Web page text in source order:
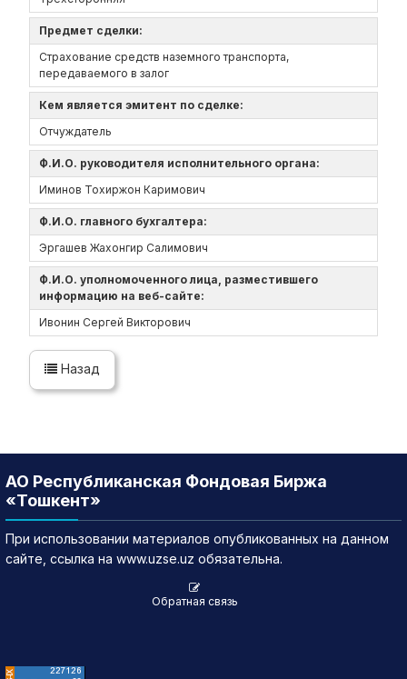
Предмет сделки:
Страхование средств наземного транспорта,
передаваемого в залог
Кем является эмитент по сделке:
Отчуждатель
Ф.И.О. руководителя исполнительного органа:
Иминов Тохиржон Каримович
Ф.И.О. главного бухгалтера:
Эргашев Жахонгир Салимович
Ф.И.О. уполномоченного лица, разместившего
информацию на веб-сайте:
Ивонин Сергей Викторович
Назад
АО Республиканская Фондовая Биржа
«Тошкент»
При использовании материалов опубликованных на данном
сайте, ссылка на www.uzse.uz обязательна.
Обратная связь